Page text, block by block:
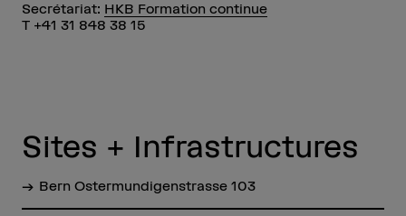
Secrétariat: HKB Formation continue
T +41 31 848 38 15
Sites + Infrastructures
Bern Ostermundigenstrasse 103